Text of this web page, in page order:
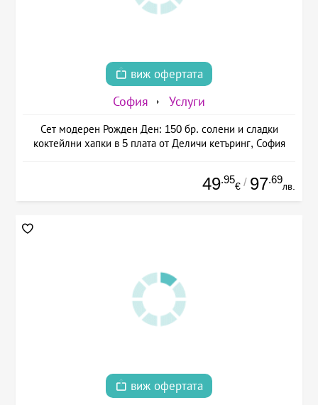
виж офертата
София Услуги
Сет модерен Рожден Ден: 150 бр. солени и сладки
коктейлни хапки в 5 плата от Деличи кетъринг, София
49.95
€ / 97.69
лв.
виж офертата